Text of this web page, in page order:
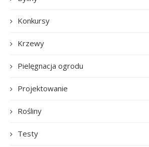
Konkursy
Krzewy
Pielęgnacja ogrodu
Projektowanie
Rośliny
Testy